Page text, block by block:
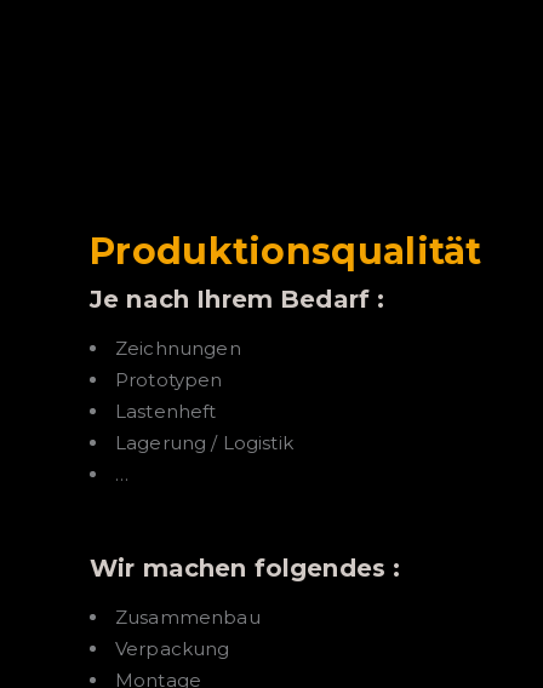
Produktionsqualität
Je nach Ihrem Bedarf :
Zeichnungen
Prototypen
Lastenheft
Lagerung / Logistik
…
Wir machen folgendes :
Zusammenbau
Verpackung
Montage